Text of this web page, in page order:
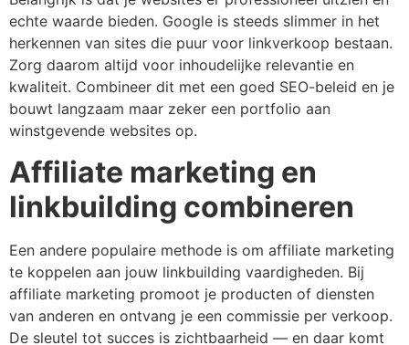
echte waarde bieden. Google is steeds slimmer in het
herkennen van sites die puur voor linkverkoop bestaan.
Zorg daarom altijd voor inhoudelijke relevantie en
kwaliteit. Combineer dit met een goed SEO-beleid en je
bouwt langzaam maar zeker een portfolio aan
winstgevende websites op.
Affiliate marketing en
linkbuilding combineren
Een andere populaire methode is om affiliate marketing
te koppelen aan jouw linkbuilding vaardigheden. Bij
affiliate marketing promoot je producten of diensten
van anderen en ontvang je een commissie per verkoop.
De sleutel tot succes is zichtbaarheid — en daar komt